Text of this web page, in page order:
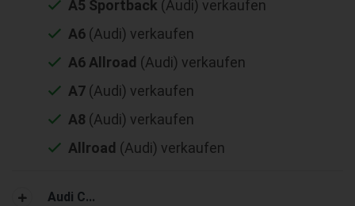
A5 Sportback (Audi) verkaufen
A6 (Audi) verkaufen
A6 Allroad (Audi) verkaufen
A7 (Audi) verkaufen
A8 (Audi) verkaufen
Allroad (Audi) verkaufen
Audi C...